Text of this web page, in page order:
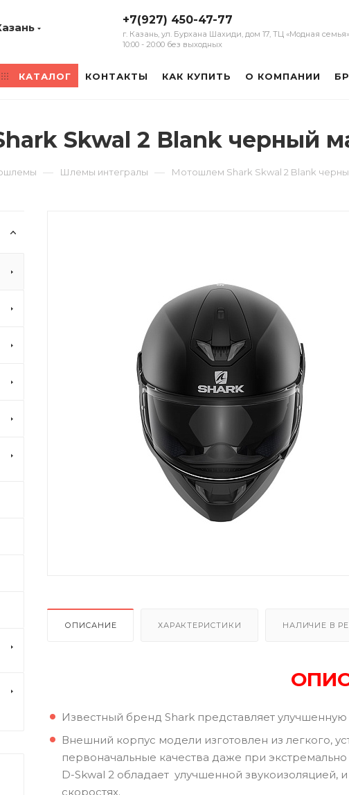
+7(927) 450-47-77
г. Казань, ул. Бурхана Шахиди, дом 17, ТЦ «Модная
10:00 - 20:00 без выходных
КАТАЛОГ КОНТАКТЫ КАК КУПИТЬ О КОМПАНИИ
Skwal 2 Blank черный
— Шлемы интегралы — Мотошлем Shark Skwal 2 Blank
ОПИСАНИЕ ХАРАКТЕРИСТИКИ НАЛИЧИЕ В
Известный бренд Shark представляет
Внешний корпус модели изготовлен из легкого,
первоначальные качества даже при
D-Skwal 2 обладает улучшенной
скоростях.